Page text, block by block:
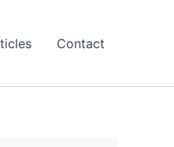
Contact